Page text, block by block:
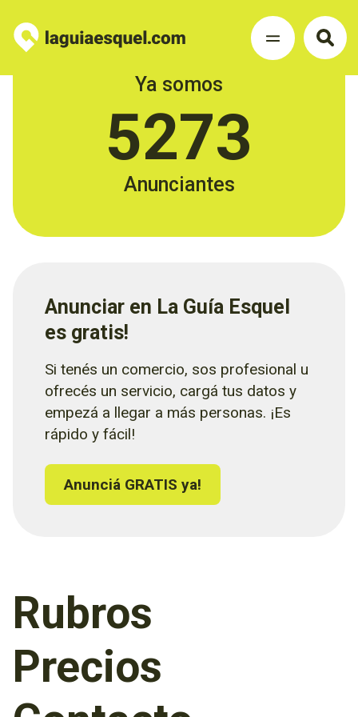
Ya somos
5273
Anunciantes
Anunciar en La Guía Esquel
es gratis!
Si tenés un comercio, sos profesional u
ofrecés un servicio, cargá tus datos y
empezá a llegar a más personas. ¡Es
rápido y fácil!
Anunciá GRATIS ya!
Rubros
Precios